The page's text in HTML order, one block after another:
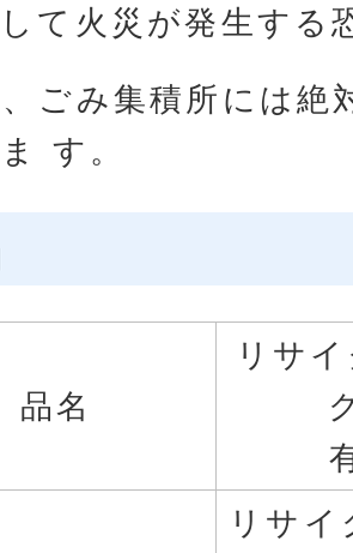
て火災が発生する
ごみ集積所には絶
す。
品名
リサ
リサ